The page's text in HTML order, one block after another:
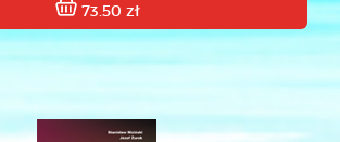
73.50 zł